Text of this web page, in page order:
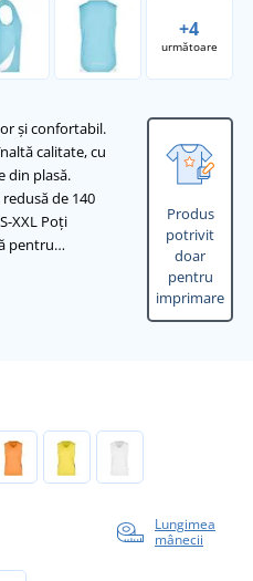
+4
următoare
și confortabil.
calitate, cu
din plasă.
de 140
XXL Poți
pentru…
Produs
potrivit
doar
pentru
imprimare
Lungimea
mânecii